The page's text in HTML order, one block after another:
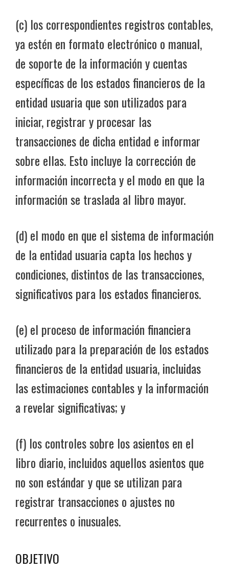
(c) los correspondientes registros contables,
ya estén en formato electrónico o manual,
de soporte de la información y cuentas
específicas de los estados financieros de la
entidad usuaria que son utilizados para
iniciar, registrar y procesar las
transacciones de dicha entidad e informar
sobre ellas. Esto incluye la corrección de
información incorrecta y el modo en que la
información se traslada al libro mayor.
(d) el modo en que el sistema de información
de la entidad usuaria capta los hechos y
condiciones, distintos de las transacciones,
significativos para los estados financieros.
(e) el proceso de información financiera
utilizado para la preparación de los estados
financieros de la entidad usuaria, incluidas
las estimaciones contables y la información
a revelar significativas; y
(f) los controles sobre los asientos en el
libro diario, incluidos aquellos asientos que
no son estándar y que se utilizan para
registrar transacciones o ajustes no
recurrentes o inusuales.
OBJETIVO